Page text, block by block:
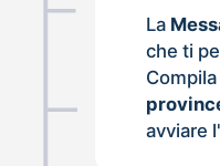
La
che ti
avviare